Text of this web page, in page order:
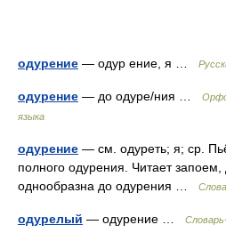
одурение — одур ение, я …
одурение — до одуре/ния …
языка
одурение — см. одуреть; я; ср.
полного одурения. Читает
однообразна до одурения …
одурелый — одурение …